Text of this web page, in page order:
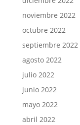
noviembre 2022
octubre 2022
septiembre 2022
agosto 2022
julio 2022
junio 2022
mayo 2022
abril 2022